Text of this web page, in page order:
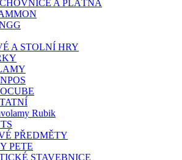
A PLÁTNA
A STOLNÍ HRY
Rubik
PŘEDMĚTY
PETE
STAVEBNICE